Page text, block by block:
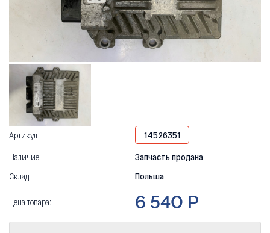
Артикул
14526351
Наличие
Запчасть продана
Склад:
Польша
Цена товара: 6 540 Р